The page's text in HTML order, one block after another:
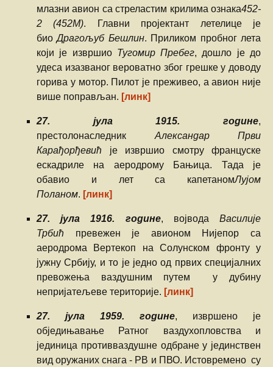
млазни авион са стреластим крилима ознака452-
2 (452М). Главни пројектант летелице је
биоДрагољуб Бешлин. Приликом пробног лета
који је извршио Тугомир Пребег, дошло је до
удеса изазваног вероватно због грешке у доводу
горива у мотор. Пилот је преживео, а авион није
више поправљан. [линк]
27. јула 1915. године,
престолонаследник Александар Први
Карађорђевић је извршио смотру француске
ескадриле на аеродрому Бањица. Тада је
обавио и лет са капетаномЛујом
Поланом. [линк]
27. јула 1916. године, војводаВасилије
Трбић превежен је авионом Нијепор са
аеродрома Вертекоп на Солунском фронту у
јужну Србију, и то је једно од првих специјалних
превожења ваздушним путем у дубину
непријатељеве територије. [линк]
27. јула 1959. године, извршено је
обједињавање Ратног ваздухопловства и
јединица противваздушне одбране у јединствен
вид оружаних снага - РВ и ПВО. Истовремено су